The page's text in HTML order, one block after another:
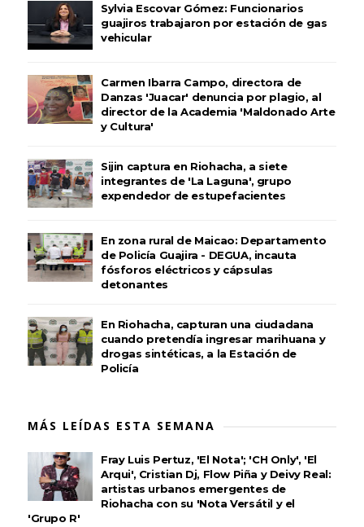
Sylvia Escovar Gómez: Funcionarios
guajiros trabajaron por estación de gas
vehicular
Carmen Ibarra Campo, directora de
Danzas 'Juacar' denuncia por plagio, al
director de la Academia 'Maldonado Arte
y Cultura'
Sijin captura en Riohacha, a siete
integrantes de 'La Laguna', grupo
expendedor de estupefacientes
En zona rural de Maicao: Departamento
de Policía Guajira - DEGUA, incauta
fósforos eléctricos y cápsulas
detonantes
En Riohacha, capturan una ciudadana
cuando pretendía ingresar marihuana y
drogas sintéticas, a la Estación de
Policía
MÁS LEÍDAS ESTA SEMANA
Fray Luis Pertuz, 'El Nota'; 'CH Only', 'El
Arqui', Cristian Dj, Flow Piña y Deivy Real:
artistas urbanos emergentes de
Riohacha con su 'Nota Versátil y el
'Grupo R'